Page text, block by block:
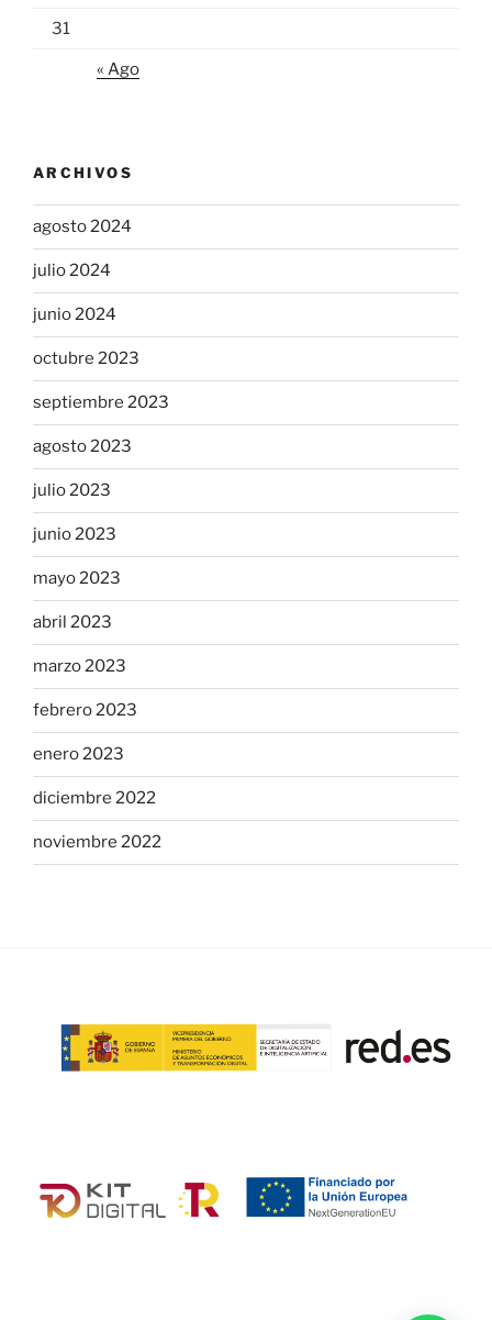
31
« Ago
ARCHIVOS
agosto 2024
julio 2024
junio 2024
octubre 2023
septiembre 2023
agosto 2023
julio 2023
junio 2023
mayo 2023
abril 2023
marzo 2023
febrero 2023
enero 2023
diciembre 2022
noviembre 2022